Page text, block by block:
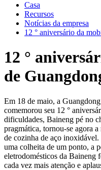
Casa
Recursos
Notícias da empresa
12 ° aniversário da
12 °
de
Em 18 de maio, a
comemorou seu 12 °
dificuldades, Baineng pé no
pragmática, tornou-se agora
de cozinha de aço
uma colheita de um ponto, a
eletrodomésticos da Baineng
cada vez mais atenção e